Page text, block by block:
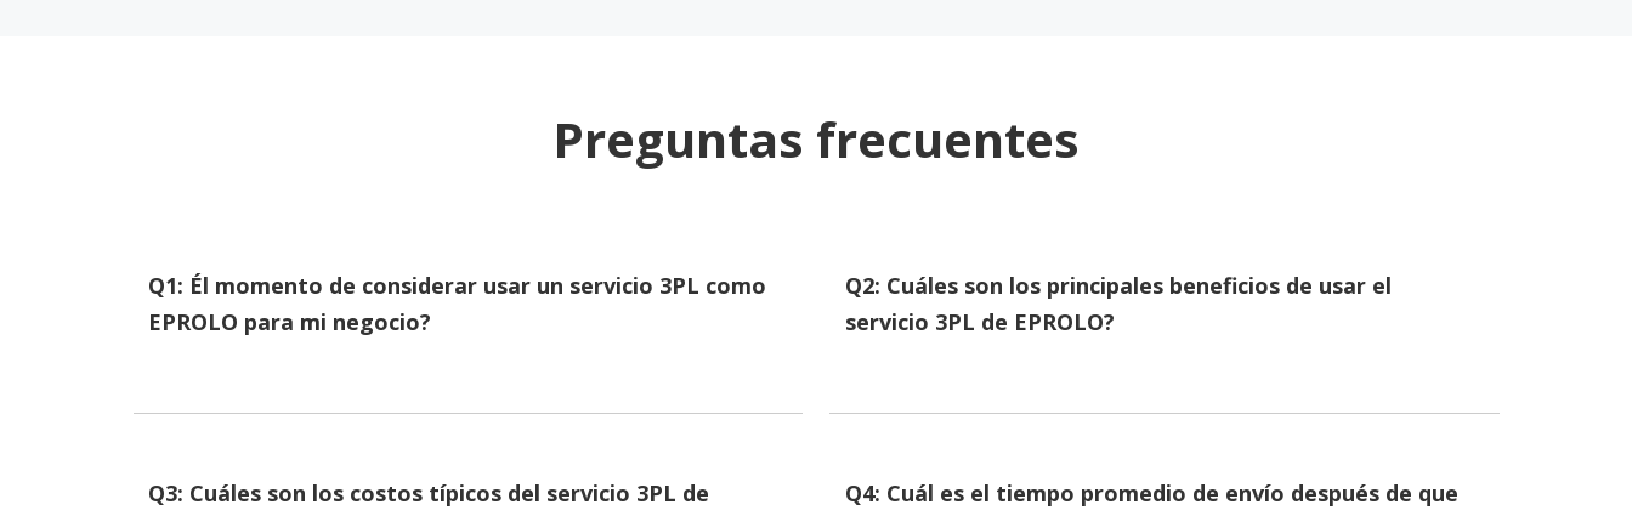
Preguntas frecuentes
Q1: Él momento de considerar usar un servicio 3PL como
EPROLO para mi negocio?
Q2: Cuáles son los principales beneficios de usar el
servicio 3PL de EPROLO?
Q3: Cuáles son los costos típicos del servicio 3PL de
Q4: Cuál es el tiempo promedio de envío después de que